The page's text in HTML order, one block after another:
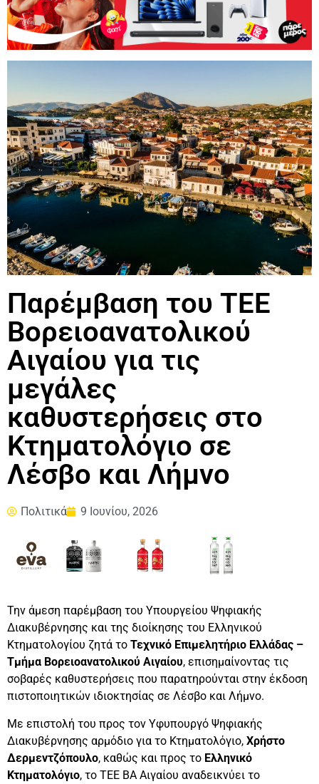
Παρέμβαση του ΤΕΕ
Βορειοανατολικού
Αιγαίου για τις
μεγάλες
καθυστερήσεις στο
Κτηματολόγιο σε
Λέσβο και Λήμνο
Πολιτικά 9 Ιουνίου, 2026
Την άμεση παρέμβαση του Υπουργείου Ψηφιακής
Διακυβέρνησης και της διοίκησης του Ελληνικού
Κτηματολογίου ζητά το Τεχνικό Επιμελητήριο Ελλάδας –
Τμήμα Βορειοανατολικού Αιγαίου, επισημαίνοντας τις
σοβαρές καθυστερήσεις που παρατηρούνται στην έκδοση
πιστοποιητικών ιδιοκτησίας σε Λέσβο και Λήμνο.
Με επιστολή του προς τον Υφυπουργό Ψηφιακής
Διακυβέρνησης αρμόδιο για το Κτηματολόγιο, Χρήστο
Δερμεντζόπουλο, καθώς και προς το Ελληνικό
Κτηματολόγιο, το ΤΕΕ ΒΑ Αιγαίου αναδεικνύει το